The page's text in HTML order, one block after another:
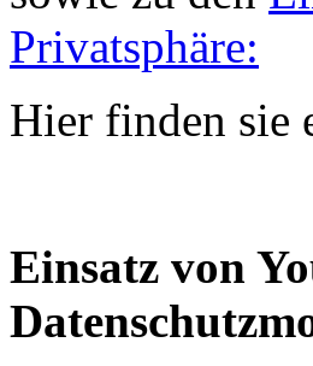
Privatsphäre:
Hier finden sie
Einsatz von